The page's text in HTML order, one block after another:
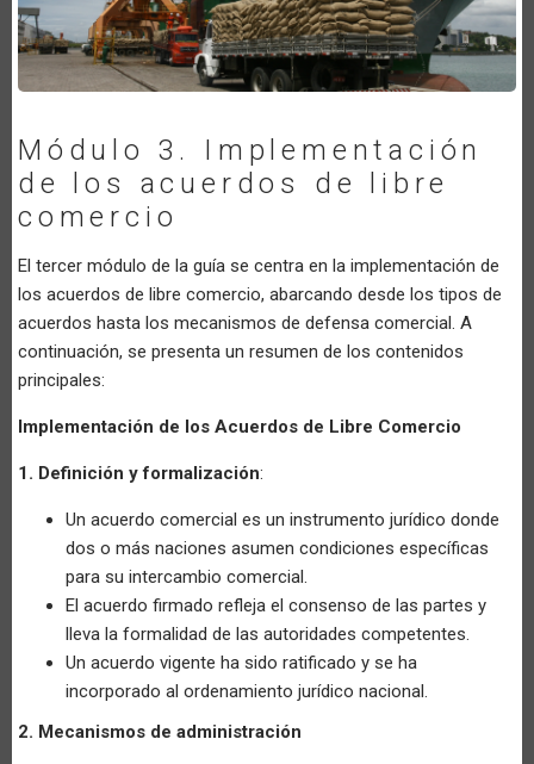
Módulo 3. Implementación
de los acuerdos de libre
comercio
El tercer módulo de la guía se centra en la implementación de
los acuerdos de libre comercio, abarcando desde los tipos de
acuerdos hasta los mecanismos de defensa comercial. A
continuación, se presenta un resumen de los contenidos
principales:
Implementación de los Acuerdos de Libre Comercio
1. Definición y formalización:
Un acuerdo comercial es un instrumento jurídico donde
dos o más naciones asumen condiciones específicas
para su intercambio comercial.
El acuerdo firmado refleja el consenso de las partes y
lleva la formalidad de las autoridades competentes.
Un acuerdo vigente ha sido ratificado y se ha
incorporado al ordenamiento jurídico nacional.
2. Mecanismos de administración